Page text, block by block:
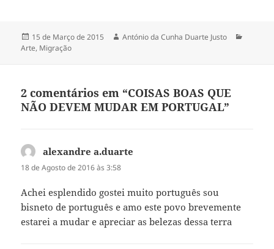
Publicado
a
15 de Março de 2015 Autor
António da Cunha Duarte Justo
Arte, Migração
2 comentários em “COISAS BOAS QUE
NÃO DEVEM MUDAR EM PORTUGAL”
alexandre a.duarte
18 de Agosto de 2016 às 3:58
Achei esplendido gostei muito português sou
bisneto de português e amo este povo brevemente
estarei a mudar e apreciar as belezas dessa terra